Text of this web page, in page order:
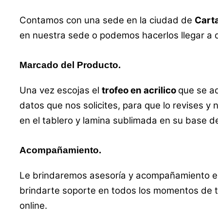
Contamos con una sede en la ciudad de
en nuestra sede o podemos hacerlos llegar a
Marcado del Producto.
Una vez escojas el trofeo en acrilico que se
datos que nos solicites, para que lo revises
en el tablero y lamina sublimada en su base
Acompañamiento.
Le brindaremos asesoría y acompañamiento
brindarte soporte en todos los momentos de
online.